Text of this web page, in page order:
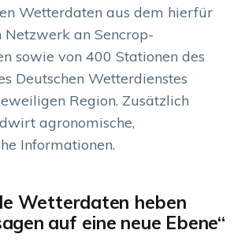
Wetterdaten aus dem hierfür
Netzwerk an Sencrop-
sowie von 400 Stationen des
Deutschen Wetterdienstes
Region. Zusätzlich
agronomische,
Informationen.
Wetterdaten heben
auf eine neue Ebene“